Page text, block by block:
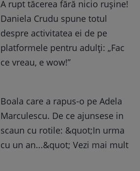
A rupt tăcerea fără nicio rușine!
Daniela Crudu spune totul
despre activitatea ei de pe
platformele pentru adulți: „Fac
ce vreau, e wow!”
Boala care a rapus-o pe Adela
Marculescu. De ce ajunsese in
scaun cu rotile: &quot;In urma
cu un an...&quot; Vezi mai mult